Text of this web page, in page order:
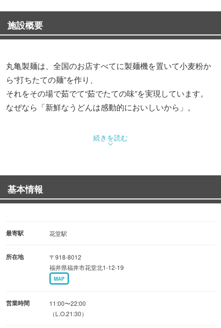
施設概要
丸亀製麺は、全国のお店すべてに製麺機を置いて小麦粉か
ら“打ちたての麺”を作り、
それをその場で茹でて“茹でたての味”を実現しています。
なぜなら「新鮮なうどんは感動的においしいから」。
これは丸亀製麺の創業者が、讃岐うどんの本場、香川の製
麺所で身をもって体験したことです。
きあがったときのような、
小麦粉のいい香りがします。
できたてうどん「つるつる、もちもち」食感をお楽しみ下
続きを読む
基本情報
最寄駅 花堂駅
所在地
〒918-8012
福井県福井市花堂北1-12-19
MAP
営業時間
11:00〜22:00
（L.O.21:30）